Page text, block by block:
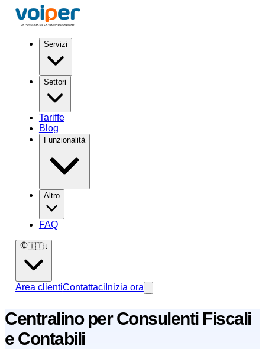
Servizi
Settori
Tariffe
Blog
Funzionalità
Altro
FAQ
🇮🇹it
Area clientiContattaci Inizia ora
Centralino per Consulenti Fiscali
e Contabili